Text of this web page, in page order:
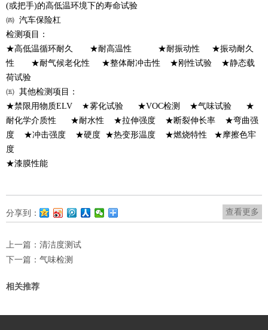
(或把手)的高低温环境下的寿命试验
㈣ 汽车保险杠
检测 项目 ：
★高低温循环耐久 ★耐高温性 ★耐振动性 ★振动耐久
性 ★耐气候老化性 ★整体耐冲击性 ★刚性试验 ★静态载
荷试验
㈤ 其他检测项目：
★禁限用物质ELV ★雾化试验 ★VOC检测 ★气味试验 ★
耐化学介质性 ★耐水性 ★拉伸强度 ★断裂伸长率 ★弯曲强
度 ★冲击强度 ★硬度 ★热变形温度 ★燃烧特性 ★摩擦色牢
度
★漆膜性能
查看更多
分享到：
上一篇： 清洁度测试
下一篇： 气味检测
相关推荐